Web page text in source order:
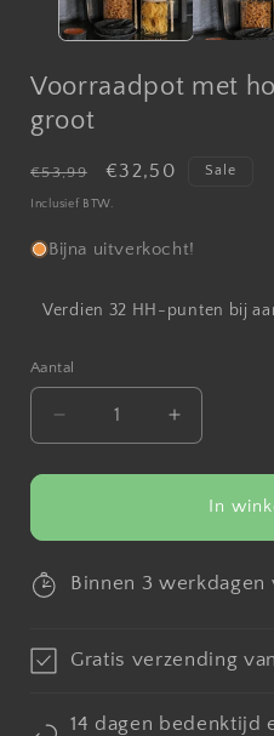
Voorraadpot met
groot
Normale
prijs
€53,99 Aanbiedingsprijs
€32,50 Sale
Inclusief BTW.
Bijna uitverkocht!
Verdien 32 HH-punten bij
Aantal
Aantal
verlagen
voor
deksel
groot
Aantal
verhogen
voor
deksel
groot
In
Binnen 3 werkdagen
Gratis verzending
14 dagen bedenktijd